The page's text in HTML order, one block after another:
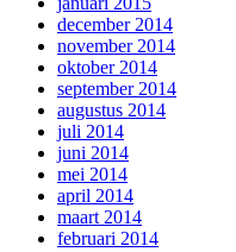
december 2014
november 2014
oktober 2014
september 2014
augustus 2014
juli 2014
juni 2014
mei 2014
april 2014
maart 2014
februari 2014